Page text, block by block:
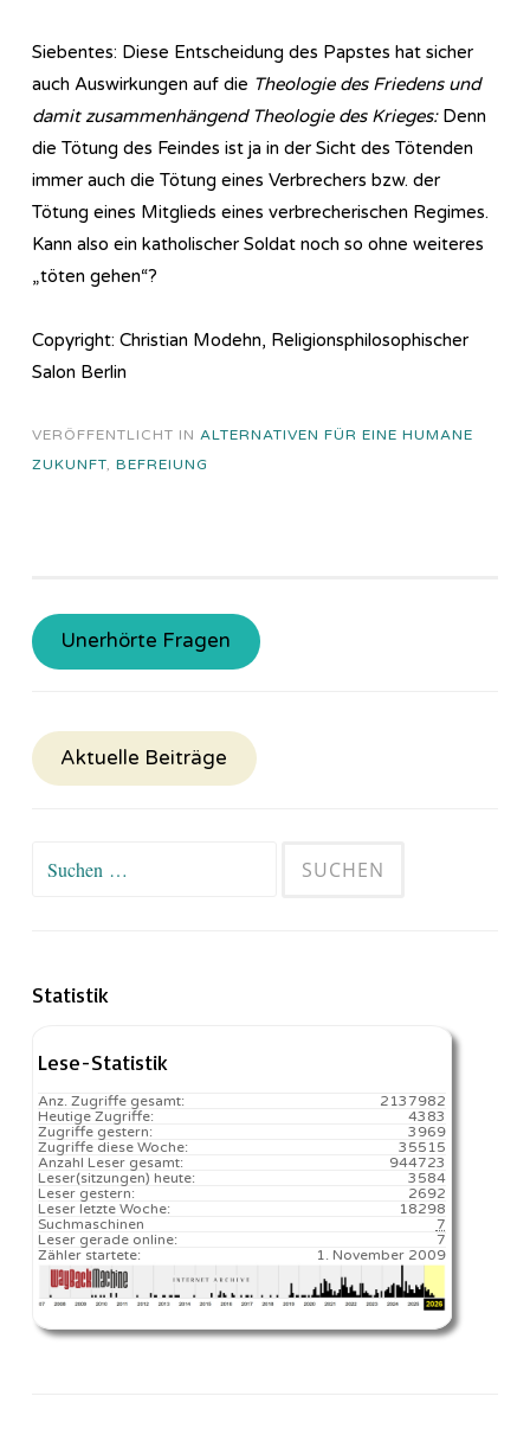
Siebentes: Diese Entscheidung des Papstes hat sicher
auch Auswirkungen auf die Theologie des Friedens und
damit zusammenhängend Theologie des Krieges:Denn
die Tötung des Feindes ist ja in der Sicht des Tötenden
immer auch die Tötung eines Verbrechers bzw. der
Tötung eines Mitglieds eines verbrecherischen Regimes.
Kann also ein katholischer Soldat noch so ohne weiteres
„töten gehen“?
Copyright: Christian Modehn, Religionsphilosophischer
Salon Berlin
VERÖFFENTLICHT IN ALTERNATIVEN FÜR EINE HUMANE
ZUKUNFT, BEFREIUNG
Unerhörte Fragen
Aktuelle Beiträge
Suchen
Statistik
Lese-Statistik
2137982
Anz. Zugriffe gesamt:
4383
Heutige Zugriffe:
3969
Zugriffe gestern:
35515
Zugriffe diese Woche:
944723
Anzahl Leser gesamt:
3584️
Leser(sitzungen) heute:
2692
Leser gestern:
18298️
Leser letzte Woche:
7
Suchmaschinen
7
Leser gerade online:
1. November 2009
Zähler startete: